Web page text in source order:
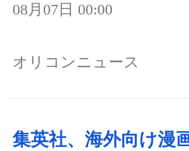
08月07日 00:00
オリコンニュース
集英社、海外向け漫